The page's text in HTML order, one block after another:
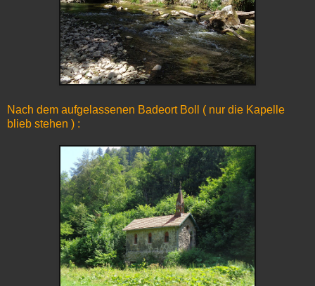
Nach dem aufgelassenen Badeort Boll ( nur die Kapelle
blieb stehen ) :